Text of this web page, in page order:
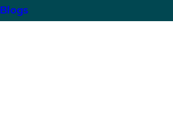
Blogs